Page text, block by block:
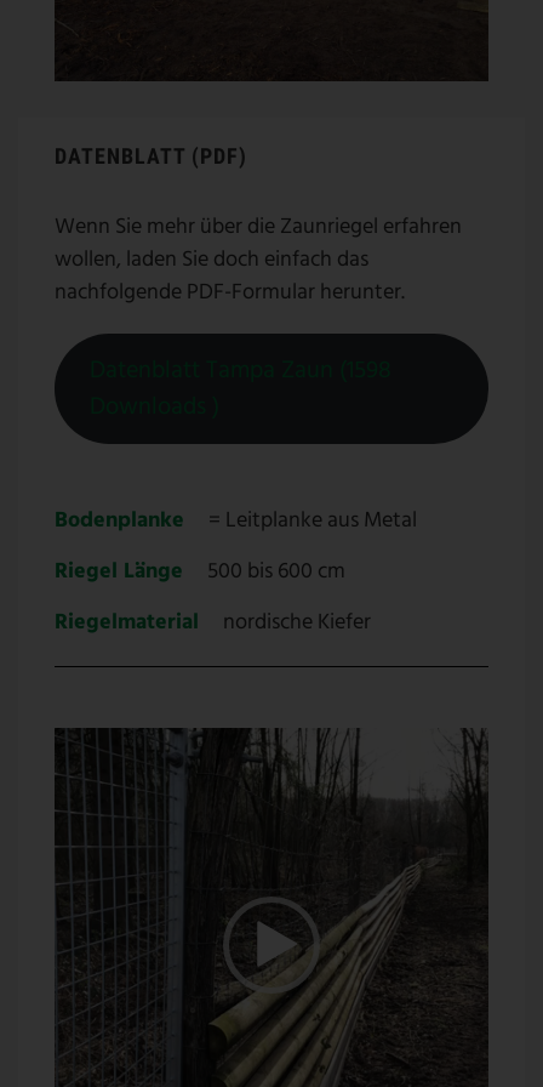
DATENBLATT (PDF)
Wenn Sie mehr über die Zaunriegel erfahren
wollen, laden Sie doch einfach das
nachfolgende PDF-Formular herunter.
Bodenplanke
= Leitplanke aus Metal
Riegel Länge
500 bis 600 cm
Riegelmaterial
nordische Kiefer
V
i
d
e
o